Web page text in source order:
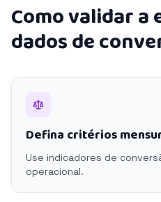
Como validar a
dados de
Defina critérios
Use indicadores de
operacional.